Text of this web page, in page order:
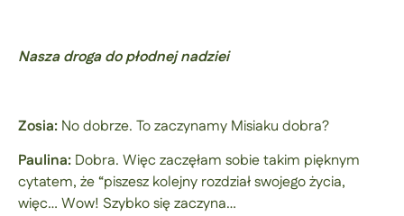
Nasza droga do płodnej nadziei
Zosia: No dobrze. To zaczynamy Misiaku dobra?
Paulina: Dobra. Więc zaczęłam sobie takim pięknym
cytatem, że “piszesz kolejny rozdział swojego życia,
więc… Wow! Szybko się zaczyna…